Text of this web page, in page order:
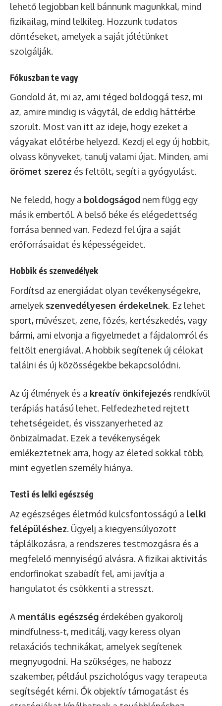
lehető legjobban kell bánnunk magunkkal, mind
fizikailag, mind lelkileg. Hozzunk tudatos
döntéseket, amelyek a saját jólétünket
szolgálják.
Fókuszban te vagy
Gondold át, mi az, ami téged boldoggá tesz, mi
az, amire mindig is vágytál, de eddig háttérbe
szorult. Most van itt az ideje, hogy ezeket a
vágyakat előtérbe helyezd. Kezdj el egy új hobbit,
olvass könyveket, tanulj valami újat. Minden, ami
örömet szerez és feltölt, segíti a gyógyulást.
Ne feledd, hogy a boldogságod nem függ egy
másik embertől. A belső béke és elégedettség
forrása benned van. Fedezd fel újra a saját
erőforrásaidat és képességeidet.
Hobbik és szenvedélyek
Fordítsd az energiádat olyan tevékenységekre,
amelyek szenvedélyesen érdekelnek. Ez lehet
sport, művészet, zene, főzés, kertészkedés, vagy
bármi, ami elvonja a figyelmedet a fájdalomról és
feltölt energiával. A hobbik segítenek új célokat
találni és új közösségekbe bekapcsolódni.
Az új élmények és a kreatív önkifejezés rendkívül
terápiás hatású lehet. Felfedezheted rejtett
tehetségeidet, és visszanyerheted az
önbizalmadat. Ezek a tevékenységek
emlékeztetnek arra, hogy az életed sokkal több,
mint egyetlen személy hiánya.
Testi és lelki egészség
Az egészséges életmód kulcsfontosságú a lelki
felépüléshez. Ügyelj a kiegyensúlyozott
táplálkozásra, a rendszeres testmozgásra és a
megfelelő mennyiségű alvásra. A fizikai aktivitás
endorfinokat szabadít fel, ami javítja a
hangulatot és csökkenti a stresszt.
A mentális egészség érdekében gyakorolj
mindfulness-t, meditálj, vagy keress olyan
relaxációs technikákat, amelyek segítenek
megnyugodni. Ha szükséges, ne habozz
szakember, például pszichológus vagy terapeuta
segítségét kérni. Ők objektív támogatást és